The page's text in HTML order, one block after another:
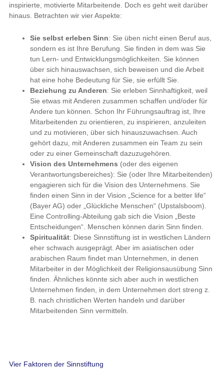
inspirierte, motivierte Mitarbeitende. Doch es geht weit darüber
hinaus. Betrachten wir vier Aspekte:
Sie selbst erleben Sinn: Sie üben nicht einen Beruf aus,
sondern es ist Ihre Berufung. Sie finden in dem was Sie
tun Lern- und Entwicklungsmöglichkeiten. Sie können
über sich hinauswachsen, sich beweisen und die Arbeit
hat eine hohe Bedeutung für Sie, sie erfüllt Sie.
Beziehung zu Anderen: Sie erleben Sinnhaftigkeit, weil
Sie etwas mit Anderen zusammen schaffen und/oder für
Andere tun können. Schon Ihr Führungsauftrag ist, Ihre
Mitarbeitenden zu orientieren, zu inspirieren, anzuleiten
und zu motivieren, über sich hinauszuwachsen. Auch
gehört dazu, mit Anderen zusammen ein Team zu sein
oder zu einer Gemeinschaft dazuzugehören.
Vision des Unternehmens (oder des eigenen
Verantwortungsbereiches): Sie (oder Ihre Mitarbeitenden)
engagieren sich für die Vision des Unternehmens. Sie
finden einen Sinn in der Vision „Science for a better life“
(Bayer AG) oder „Glückliche Menschen“ (Upstalsboom).
Eine Controlling-Abteilung gab sich die Vision „Beste
Entscheidungen“. Menschen können darin Sinn finden.
Spiritualität: Diese Sinnstiftung ist in westlichen Ländern
eher schwach ausgeprägt. Aber im asiatischen oder
arabischen Raum findet man Unternehmen, in denen
Mitarbeiter in der Möglichkeit der Religionsausübung Sinn
finden. Ähnliches könnte sich aber auch in westlichen
Unternehmen finden, in dem Unternehmen dort streng z.
B. nach christlichen Werten handeln und darüber
Mitarbeitenden Sinn vermitteln.
Vier Faktoren der Sinnstiftung